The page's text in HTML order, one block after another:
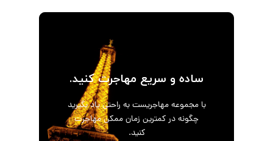
ساده و سریع مهاجرت کنید.
با مجموعه مهاجریست به راحتی یاد بگیرید
چگونه در کمترین زمان ممکن مهاجرت
کنید.